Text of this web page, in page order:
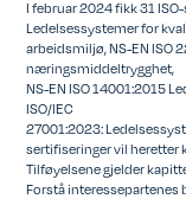
I februar 2024 fikk 31
Ledelsessystemer for
arbeidsmiljø, NS-EN ISO
næringsmiddeltrygghet,
NS-EN ISO 14001:2015
ISO/IEC
27001:2023:
sertifiseringer vil heretter
Tilføyelsene gjelder
Forstå interessepartenes